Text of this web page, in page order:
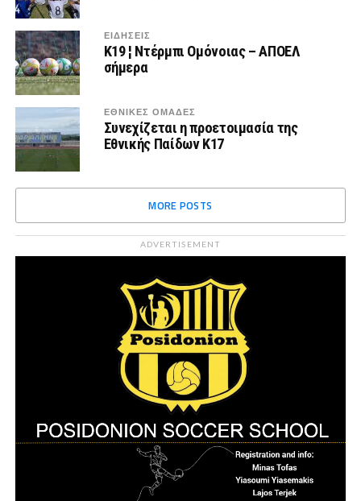
ΕΙΔΗΣΕΙΣ
K19 ¦ Ντέρμπι Ομόνοιας – ΑΠΟΕΛ
σήμερα
ΕΘΝΙΚΕΣ ΟΜΑΔΕΣ
Συνεχίζεται η προετοιμασία της
Εθνικής Παίδων Κ17
MORE POSTS
ADVERTISEMENT